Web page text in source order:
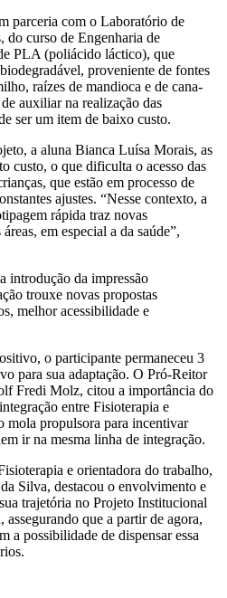
parceria com o Laboratório de
do curso de Engenharia de
PLA (poliácido láctico), que
proveniente de fontes
raízes de mandioca e de cana-
auxiliar na realização das
ser um item de baixo custo.
a aluna Bianca Luísa Morais, as
custo, o que dificulta o acesso das
que estão em processo de
ajustes. “Nesse contexto, a
rápida traz novas
em especial a da saúde”,
introdução da impressão
trouxe novas propostas
melhor acessibilidade e
o participante permaneceu 3
para sua adaptação. O Pró-Reitor
Fredi Molz, citou a importância do
entre Fisioterapia e
mola propulsora para incentivar
ir na mesma linha de integração.
e orientadora do trabalho,
Silva, destacou o envolvimento e
trajetória no Projeto Institucional
que a partir de agora,
a possibilidade de dispensar essa